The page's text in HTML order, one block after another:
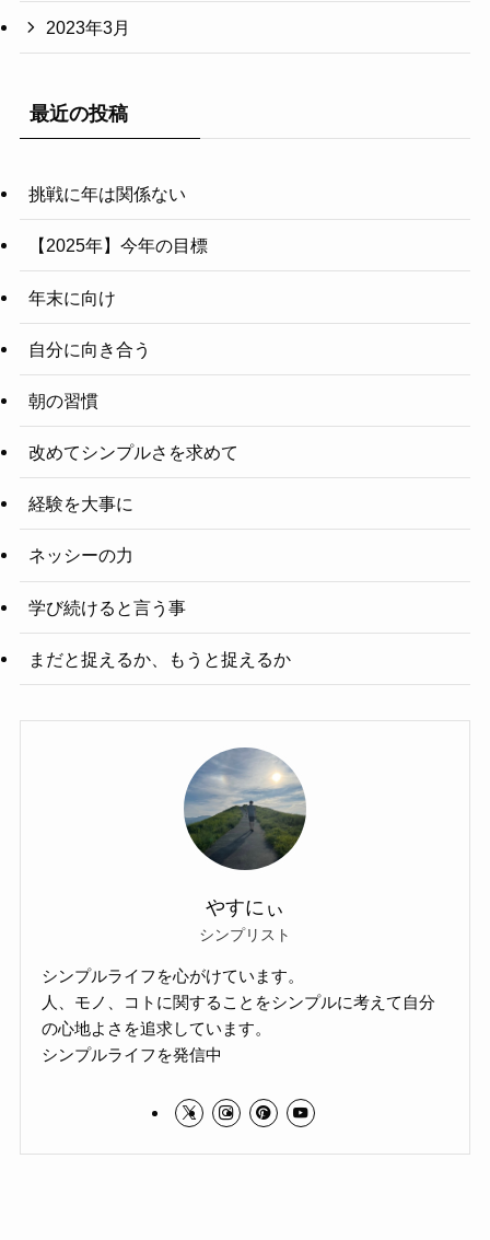
2023年3月
最近の投稿
挑戦に年は関係ない
【2025年】今年の目標
年末に向け
自分に向き合う
朝の習慣
改めてシンプルさを求めて
経験を大事に
ネッシーの力
学び続けると言う事
まだと捉えるか、もうと捉えるか
やすにぃ
シンプリスト
シンプルライフを心がけています。
人、モノ、コトに関することをシンプルに考えて自分
の心地よさを追求しています。
シンプルライフを発信中